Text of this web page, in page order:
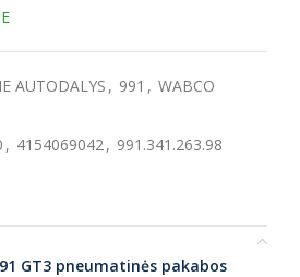
AUTODALYS , 991 , WABCO
, 4154069042, 991.341.263.98
GT3 pneumatinės pakabos